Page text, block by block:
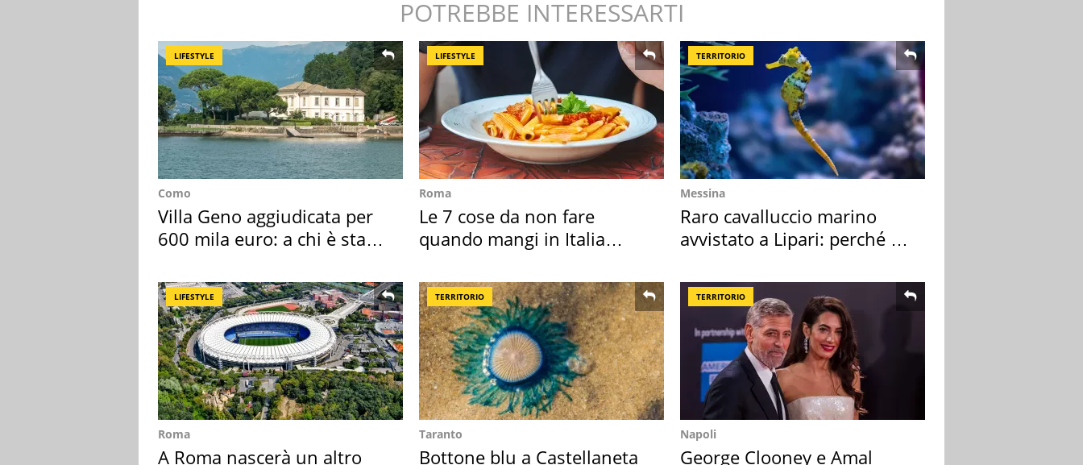
POTREBBE INTERESSARTI
LIFESTYLE
Como
Villa Geno aggiudicata per
600 mila euro: a chi è stata
LIFESTYLE
Roma
Le 7 cose da non fare
quando mangi in Italia
TERRITORIO
Messina
Raro cavalluccio marino
avvistato a Lipari: perché è
LIFESTYLE
Roma
A Roma nascerà un altro
TERRITORIO
Taranto
Bottone blu a Castellaneta
TERRITORIO
Napoli
George Clooney e Amal